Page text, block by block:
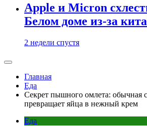
Apple и Micron
Белом доме из-за
2 недели спустя
Главная
Еда
Секрет пышного омлета: обычная
превращает яйца в нежный крем
Еда